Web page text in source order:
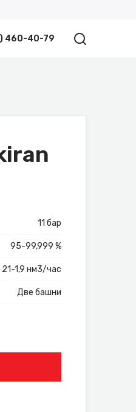
460-40-79
11 бар
95-99,999 %
21-1,9 нм3/час
Две башни